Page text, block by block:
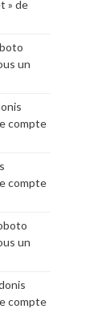
» de
un
compte
compte
un
compte